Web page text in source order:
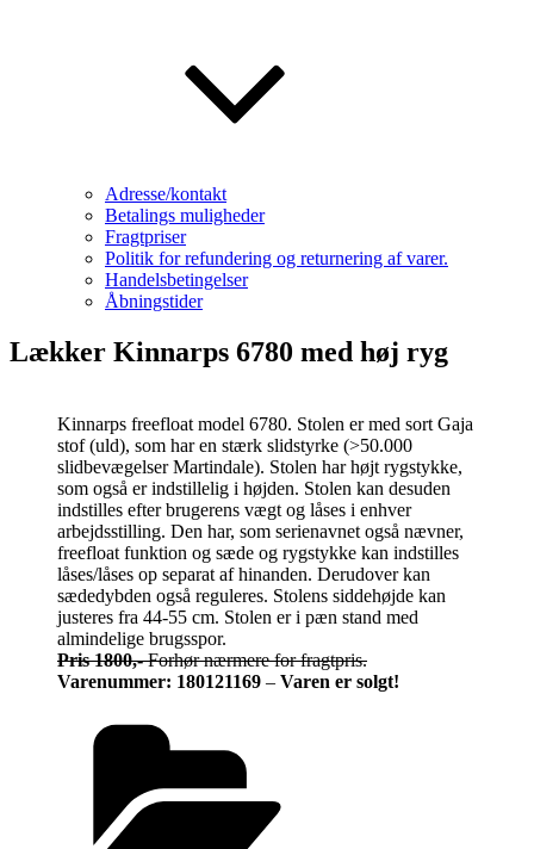
Adresse/kontakt
Betalings muligheder
Fragtpriser
Politik for refundering og returnering af varer.
Handelsbetingelser
Åbningstider
Lækker Kinnarps 6780 med høj ryg
Kinnarps freefloat model 6780. Stolen er med sort Gaja
stof (uld), som har en stærk slidstyrke (>50.000
slidbevægelser Martindale). Stolen har højt rygstykke,
som også er indstillelig i højden. Stolen kan desuden
indstilles efter brugerens vægt og låses i enhver
arbejdsstilling. Den har, som serienavnet også nævner,
freefloat funktion og sæde og rygstykke kan indstilles
låses/låses op separat af hinanden. Derudover kan
sædedybden også reguleres. Stolens siddehøjde kan
justeres fra 44-55 cm. Stolen er i pæn stand med
almindelige brugsspor.
Pris 1800,- Forhør nærmere for fragtpris.
Varenummer: 180121169 – Varen er solgt!